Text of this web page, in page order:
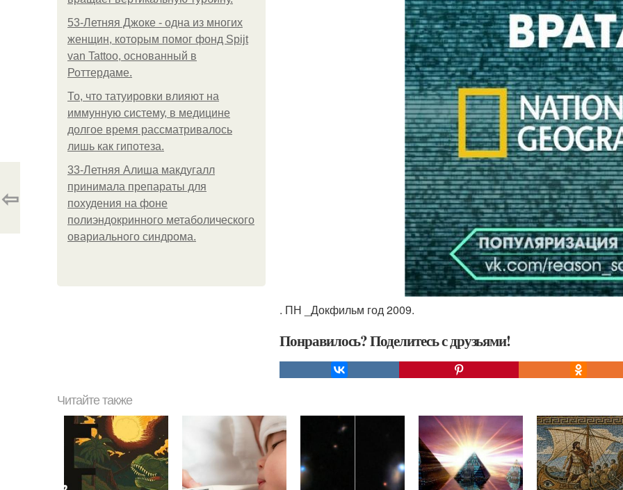
53-Летняя Джоке - одна из многих
женщин, которым помог фонд Spijt
van Tattoo, основанный в
Роттердаме.
То, что татуировки влияют на
иммунную систему, в медицине
долгое время рассматривалось
лишь как гипотеза.
33-Летняя Алиша макдугалл
принимала препараты для
похудения на фоне
полиэндокринного метаболического
овариального синдрома.
. ПН _Докфильм год 2009.
Понравилось? Поделитесь с друзьями!
⇦
Читайте также